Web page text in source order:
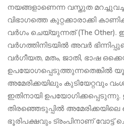
നയങ്ങളാണെന്ന വസ്തുത
വിഭാഗത്തെ കുറ്റക്കാരാക്കി
വർഗം ചെയ്യുന്നത് (The Other).
വർഗത്തിനിടയിൽ അവർ
വർഗീയത, മതം, ജാതി, ഭാഷ
ഉപയോഗപ്പെടുത്തുന്നതെങ്കിൽ
അമേരിക്കയിലും കുടിയേറ്റവും
ഇതിനായി ഉപയോഗിക്കപ്പെടുന്നു.
തിരഞ്ഞെടുപ്പിൽ
ഭൂരിപക്ഷവും ട്രംപിനാണ് വോട്ട്